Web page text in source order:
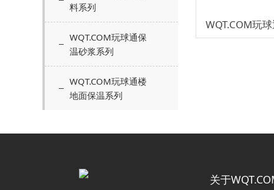
料系列
WQT.COM玩球通保
温砂浆系列
WQT.COM玩球通楼
地面保温系列
WQT.COM玩
关于